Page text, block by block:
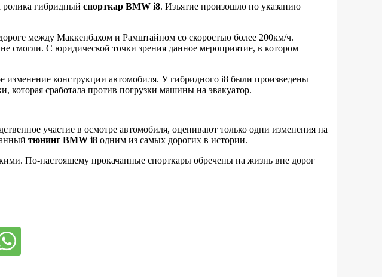
ролика гибридный спорткар BMW i8. Изъятие произошло по указанию
между Маккенбахом и Рамштайном со скоростью более 200км/ч.
смогли. С юридической точки зрения данное мероприятие, в котором
изменение конструкции автомобиля. У гибридного i8 были произведены
которая сработала против погрузки машины на эвакуатор.
участие в осмотре автомобиля, оценивают только одни изменения на
тюнинг BMW i8 одним из самых дорогих в истории.
По-настоящему прокачанные спорткары обречены на жизнь вне дорог